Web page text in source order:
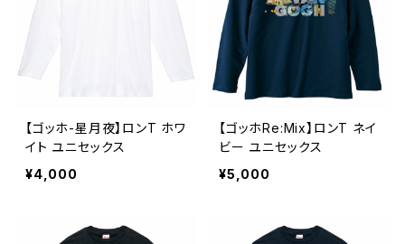
【ゴッホ-星月夜】ロンT ホワ
イト ユニセックス
¥4,000
【ゴッホRe:Mix】ロンT ネイ
ビー ユニセックス
¥5,000